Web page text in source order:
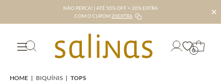
NÃO PERCA! | ATÉ 50% OFF + 20% EXTRA
COM O CUPOM 20EXTRA ✕
0
HOME | BIQUÍNIS | TOPS